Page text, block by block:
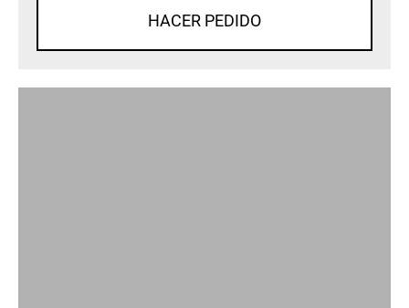
HACER PEDIDO